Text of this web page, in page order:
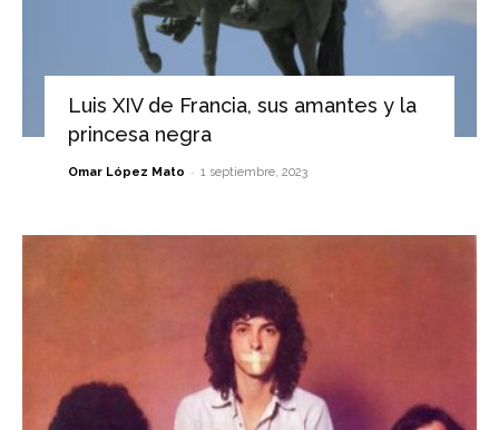
Luis XIV de Francia, sus amantes y la
princesa negra
Omar López Mato - 1 septiembre, 2023